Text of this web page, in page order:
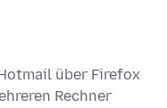
über Firefox
Rechner